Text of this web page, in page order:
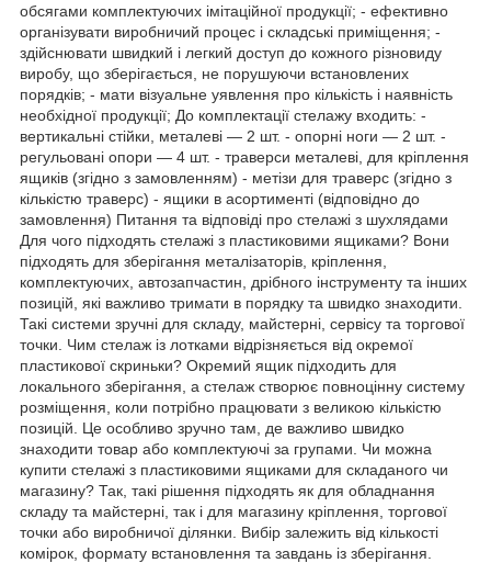
обсягами комплектуючих імітаційної продукції; - ефективно
організувати виробничий процес і складські приміщення; -
здійснювати швидкий і легкий доступ до кожного різновиду
виробу, що зберігається, не порушуючи встановлених
порядків; - мати візуальне уявлення про кількість і наявність
необхідної продукції; До комплектації стелажу входить: -
вертикальні стійки, металеві — 2 шт. - опорні ноги — 2 шт. -
регульовані опори — 4 шт. - траверси металеві, для кріплення
ящиків (згідно з замовленням) - метізи для траверс (згідно з
кількістю траверс) - ящики в асортименті (відповідно до
замовлення) Питання та відповіді про стелажі з шухлядами
Для чого підходять стелажі з пластиковими ящиками? Вони
підходять для зберігання металізаторів, кріплення,
комплектуючих, автозапчастин, дрібного інструменту та інших
позицій, які важливо тримати в порядку та швидко знаходити.
Такі системи зручні для складу, майстерні, сервісу та торгової
точки. Чим стелаж із лотками відрізняється від окремої
пластикової скриньки? Окремий ящик підходить для
локального зберігання, а стелаж створює повноцінну систему
розміщення, коли потрібно працювати з великою кількістю
позицій. Це особливо зручно там, де важливо швидко
знаходити товар або комплектуючі за групами. Чи можна
купити стелажі з пластиковими ящиками для складаного чи
магазину? Так, такі рішення підходять як для обладнання
складу та майстерні, так і для магазину кріплення, торгової
точки або виробничої ділянки. Вибір залежить від кількості
комірок, формату встановлення та завдань із зберігання.